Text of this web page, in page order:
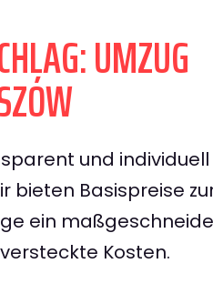
UMZUG
und
bieten Basispreise
ein
Kosten.